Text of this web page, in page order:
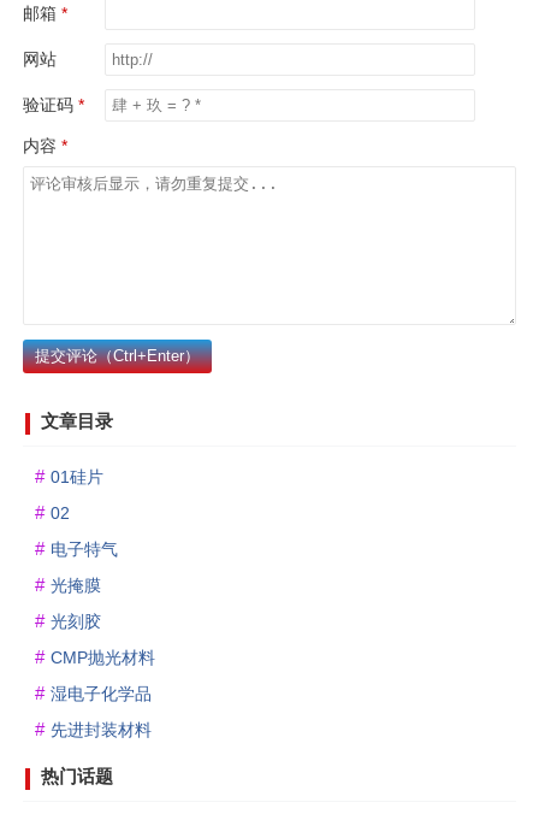
邮箱
网站
验证码
内容
提交评论（Ctrl+Enter）
文章目录
01硅片
02
电子特气
光掩膜
光刻胶
CMP抛光材料
湿电子化学品
先进封装材料
热门话题